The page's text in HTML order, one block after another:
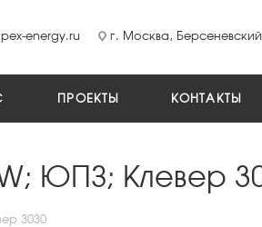
energy.ru г. Москва,
ПРОЕКТЫ КОНТАКТЫ
W; ЮПЗ; Клевер
3030